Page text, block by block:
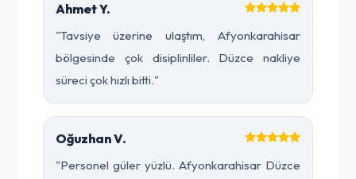
Ahmet Y.
"Tavsiye üzerine ulaştım, Afyonkarahisar
bölgesinde çok disiplinliler. Düzce nakliye
süreci çok hızlı bitti."
Oğuzhan V.
"Personel güler yüzlü. Afyonkarahisar Düzce